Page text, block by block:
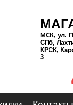
МСК, ул.
СПб,
КРСК,
3